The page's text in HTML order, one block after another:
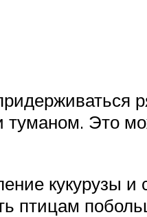
туманом. Это
кукурузы и
птицам